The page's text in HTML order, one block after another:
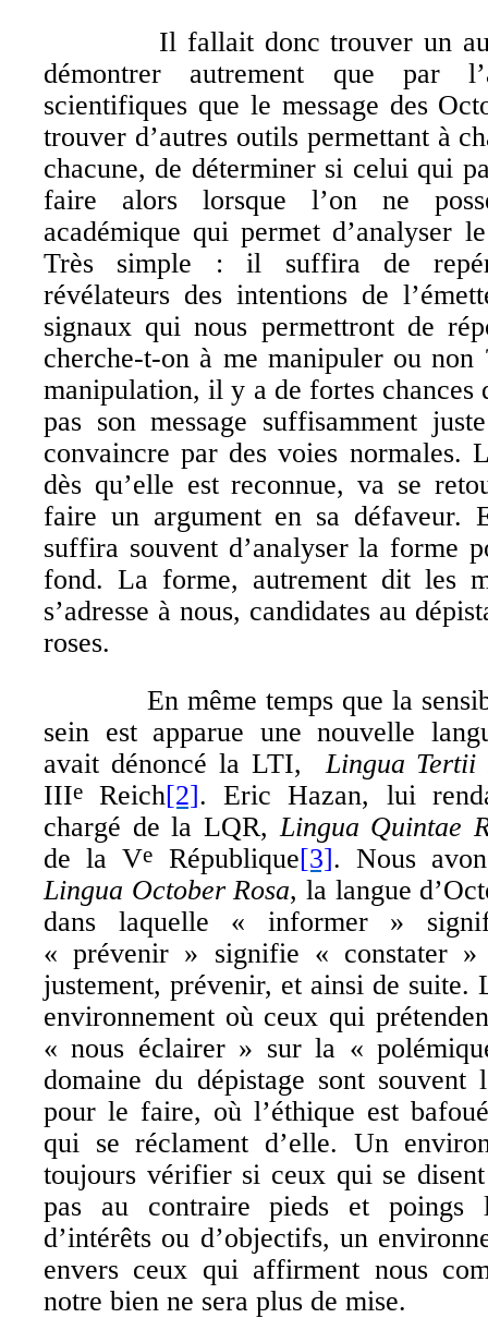
Il fallait donc trouver un autre
démontrer autrement que par
scientifiques que le message des
trouver d’autres outils permettant à
chacune, de déterminer si celui qui
faire alors lorsque l’on ne
académique qui permet d’analyser
Très simple : il suffira de
révélateurs des intentions de
signaux qui nous permettront de
cherche-t-on à me manipuler ou
manipulation, il y a de fortes chances
pas son message suffisamment
convaincre par des voies normales.
dès qu’elle est reconnue, va se
faire un argument en sa défaveur.
suffira souvent d’analyser la forme
fond. La forme, autrement dit les
s’adresse à nous, candidates au
roses.
En même temps que la
sein est apparue une nouvelle
avait dénoncé la LTI,Lingua Tertii
IIIe Reich[2]. Eric Hazan, lui
chargé de la LQR,Lingua Quintae
de la Ve République[3]. Nous
Lingua October Rosa, la langue
dans laquelle « informer »
« prévenir » signifie « constater »
justement, prévenir, et ainsi de suite.
environnement où ceux qui
« nous éclairer » sur la «
domaine du dépistage sont souvent
pour le faire, où l’éthique est
qui se réclament d’elle. Un
toujours vérifier si ceux qui se
pas au contraire pieds et poings
d’intérêts ou d’objectifs, un
envers ceux qui affirment nous
notre bien ne sera plus de mise.